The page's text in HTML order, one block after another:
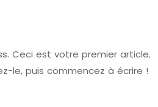
Ceci est votre premier article.
le, puis commencez à écrire !